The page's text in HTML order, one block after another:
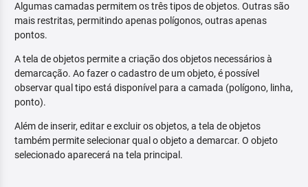
Algumas camadas permitem os três tipos de objetos. Outras são
mais restritas, permitindo apenas polígonos, outras apenas
pontos.
A tela de objetos permite a criação dos objetos necessários à
demarcação. Ao fazer o cadastro de um objeto, é possível
observar qual tipo está disponível para a camada (polígono, linha,
ponto).
Além de inserir, editar e excluir os objetos, a tela de objetos
também permite selecionar qual o objeto a demarcar. O objeto
selecionado aparecerá na tela principal.